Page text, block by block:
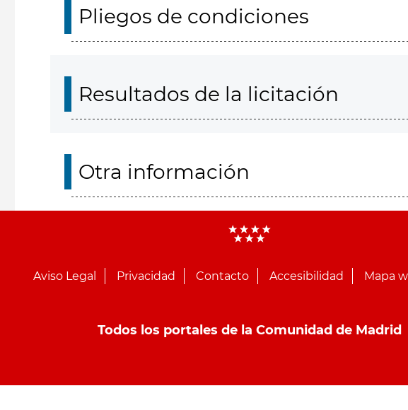
Pliegos de condiciones
Resultados de la licitación
Otra información
Aviso Legal Privacidad Contacto Accesibilidad Mapa
Todos los portales de la Comunidad de Madrid